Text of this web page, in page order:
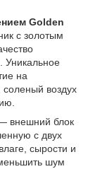
Golden
с золотым
Уникальное
на
воздух
внешний блок
с двух
сырости и
шум